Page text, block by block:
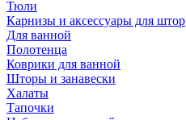
Тюли
Карнизы и аксессуары для штор
Для ванной
Полотенца
Коврики для ванной
Шторы и занавески
Халаты
Тапочки